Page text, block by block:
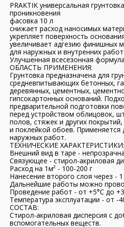
PRAKTIK универсальная
проникновения
фасовка 10 л
снижает расход наносимых
укрепляет поверхность
увеличивает адгезию финишных
для наружных и внутренних работ
Улучшенная всесезонная формула
ОБЛАСТЬ ПРИМЕНЕНИЯ:
Грунтовка предназначена для
средневпитывающих бетонных,
деревянных, цементных,
гипсокартонных оснований.
предварительной подготовки
перед устройством облицовок,
полов, стяжек и других
и поклейкой обоев. Применяется
наружных работ.
ТЕХНИЧЕСКИЕ ХАРАКТЕРИСТИКИ:
Внешний вид в таре -
Связующее - стирол-акриловая
Расход на 1м² - 100-200 г
Нанесение второго слоя через -
Дальнейшие работы можно
Проведение работ - от +5°С до
Температура эксплуатации - от -
СОСТАВ:
Стирол-акриловая дисперсия с
вспомогательных веществ.